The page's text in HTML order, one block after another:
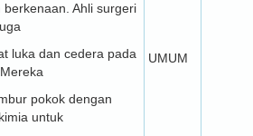
berkenaan. Ahli surgeri
luka dan cedera pada
pokok dengan
untuk
UMUM